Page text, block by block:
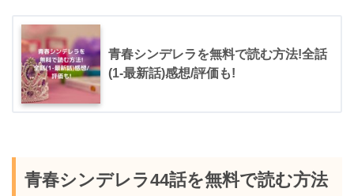
青春シンデレラを無料で読む方法!全話
(1-最新話)感想/評価も!
青春シンデレラ44話を無料で読む方法